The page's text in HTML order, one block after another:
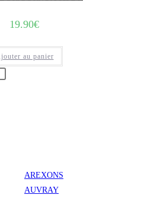
19.90€
au panier
AREXONS
AUVRAY